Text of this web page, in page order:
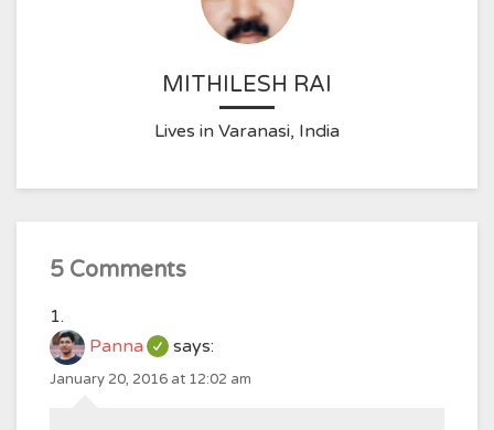
MITHILESH RAI
Lives in Varanasi, India
5 Comments
Panna says:
January 20, 2016 at 12:02 am